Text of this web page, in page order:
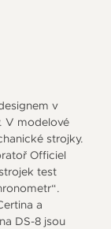
v
V modelové
strojky.
Officiel
test
a
DS-8 jsou